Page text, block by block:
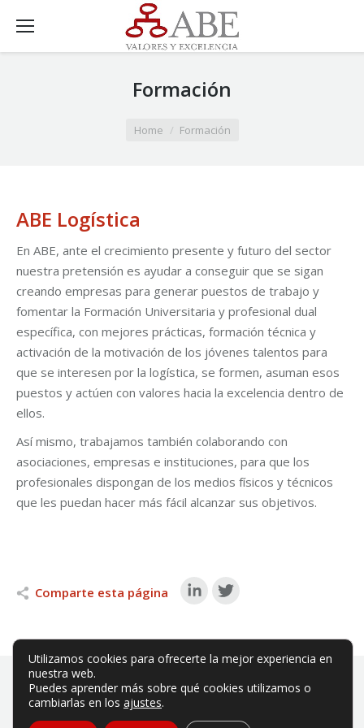
Formación
Home Formación
ABE Logística
En ABE, ante el crecimiento presente y futuro del sector
nuestra pretensión es ayudar a conseguir que se sigan
creando empresas para generar puestos de trabajo y
fomentar la Formación Universitaria y profesional dual
específica, con mejores prácticas, formación técnica y
activación de la motivación de los jóvenes talentos para
que se interesen por la logística, se formen, asuman esos
puestos y actúen con valores hacia la excelencia dentro de
ellos.
Así mismo, trabajamos también colaborando con
asociaciones, empresas e instituciones, para que los
profesionales dispongan de los medios físicos y técnicos
que les puedan hacer más fácil alcanzar sus objetivos.
Comparte esta página
Utilizamos cookies para ofrecerte la mejor experiencia en
nuestra web.
Puedes aprender más sobre qué cookies utilizamos o
cambiarlas en los ajustes.